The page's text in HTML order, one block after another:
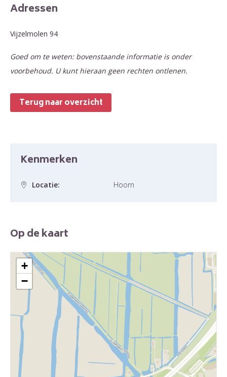
Adressen
Vijzelmolen 94
Goed om te weten: bovenstaande informatie is onder
voorbehoud. U kunt hieraan geen rechten ontlenen.
Terug naar overzicht
Kenmerken
Locatie: Hoorn
Op de kaart
+
−